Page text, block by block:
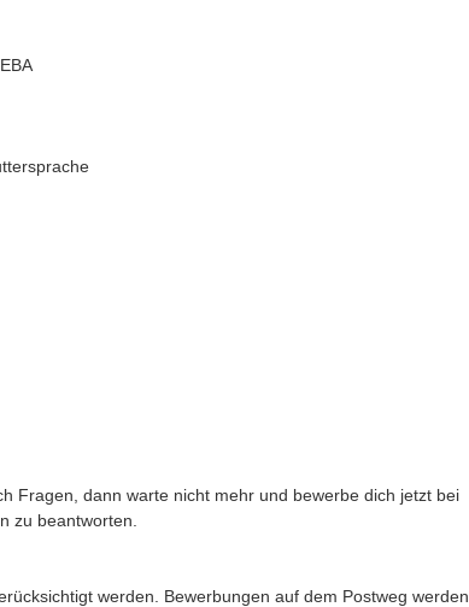
Fragen, dann warte nicht mehr und bewerbe dich jetzt bei
zu beantworten.
werden. Bewerbungen auf dem Postweg werden